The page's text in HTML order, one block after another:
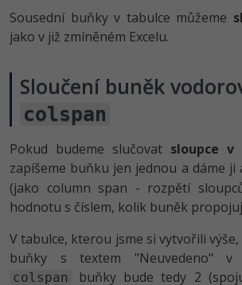
Sousední buňky v tabulce můžeme
jako v již zmíněném Excelu.
Sloučení buněk
colspan
Pokud budeme slučovat sloupce v
zapíšeme buňku jen jednou a dáme
(jako column span - rozpětí
hodnotu s číslem, kolik buněk
V tabulce, kterou jsme si vytvořili
buňky s textem "Neuvedeno" v
colspan
buňky bude tedy 2